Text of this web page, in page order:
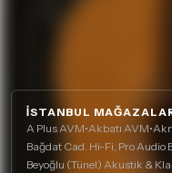
İSTANBUL
A Plus AVM•Akbatı AVM•
Bağdat Cad. Hi-Fi, Pro Audio
Beyoğlu (Tünel) Akustik &